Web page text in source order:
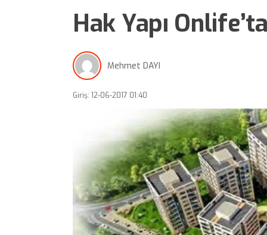
Hak Yapı
Mehmet DAYI
Giriş: 12-06-2017 01:40